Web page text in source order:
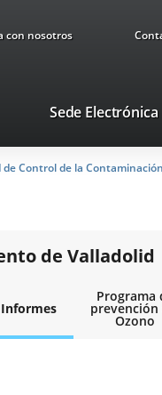
con nosotros
Sede Electrónica
de Control de la
de Valladolid
Informes
Programa
prevención
Ozono